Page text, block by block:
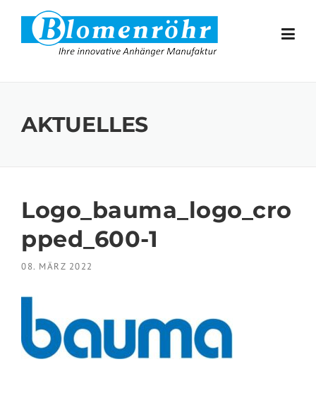
Skip to content
AKTUELLES
Logo_bauma_logo_cro
pped_600-1
08. MÄRZ 2022